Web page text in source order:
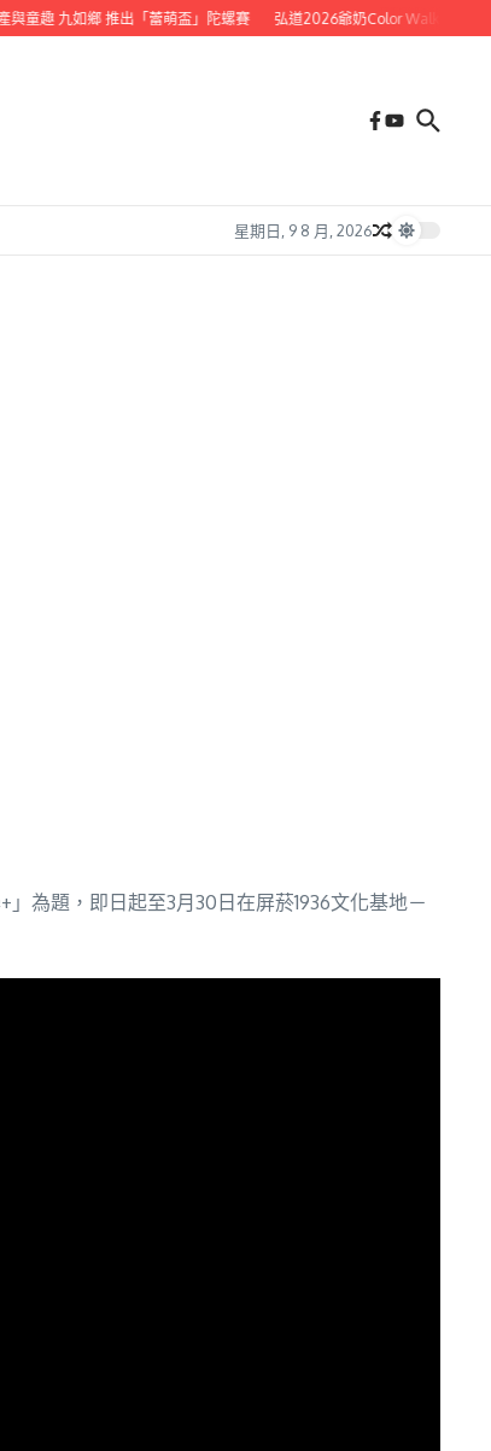
童趣 九如鄉 推出「蕾萌盃」陀螺賽 弘道2026爺奶Color Walk健走 邀跨
星期日, 9 8 月, 2026
為題，即日起至3月30日在屏菸1936文化基地－